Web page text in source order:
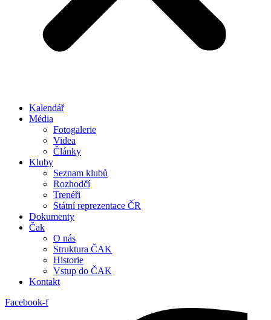
Kalendář
Média
Fotogalerie
Videa
Články
Kluby
Seznam klubů
Rozhodčí
Trenéři
Státní reprezentace ČR
Dokumenty
Čak
O nás
Struktura ČAK
Historie
Vstup do ČAK
Kontakt
Facebook-f